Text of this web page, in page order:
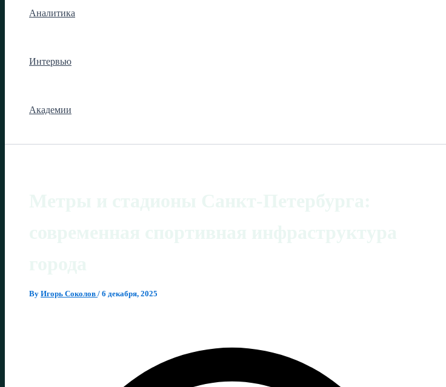
Аналитика
Интервью
Академии
By Игорь Соколов / 6 декабря, 2025